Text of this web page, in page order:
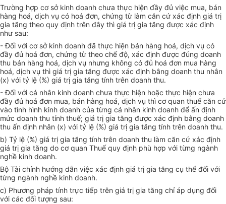
Trường hợp cơ sở kinh doanh chưa thực hiện đầy đủ việc mua, bán
hàng hoá, dịch vụ có hoá đơn, chứng từ làm căn cứ xác định giá trị
gia tăng theo quy định trên đây thì giá trị gia tăng được xác định
như sau:
- Đối với cơ sở kinh doanh đã thực hiện bán hàng hoá, dịch vụ có
đầy đủ hoá đơn, chứng từ theo chế độ, xác định được đúng doanh
thu bán hàng hoá, dịch vụ nhưng không có đủ hoá đơn mua hàng
hoá, dịch vụ thì giá trị gia tăng được xác định bằng doanh thu nhân
(x) với tỷ lệ (%) giá trị gia tăng tính trên doanh thu.
- Đối với cá nhân kinh doanh chưa thực hiện hoặc thực hiện chưa
đầy đủ hoá đơn mua, bán hàng hoá, dịch vụ thì cơ quan thuế căn cứ
vào tình hình kinh doanh của từng cá nhân kinh doanh để ấn định
mức doanh thu tính thuế; giá trị gia tăng được xác định bằng doanh
thu ấn định nhân (x) với tỷ lệ (%) giá trị gia tăng tính trên doanh thu.
b) Tỷ lệ (%) giá trị gia tăng tính trên doanh thu làm căn cứ xác định
giá trị gia tăng do cơ quan Thuế quy định phù hợp với từng ngành
nghề kinh doanh.
Bộ Tài chính hướng dẫn việc xác định giá trị gia tăng cụ thể đối với
từng ngành nghề kinh doanh.
c) Phương pháp tính trực tiếp trên giá trị gia tăng chỉ áp dụng đối
với các đối tượng sau: